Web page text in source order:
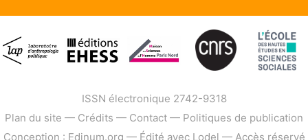
ISSN électronique 2742-9318
Plan du site — Crédits — Contact — Politiques de publication
Conception : Edinum.org — Édité avec Lodel — Accès réservé